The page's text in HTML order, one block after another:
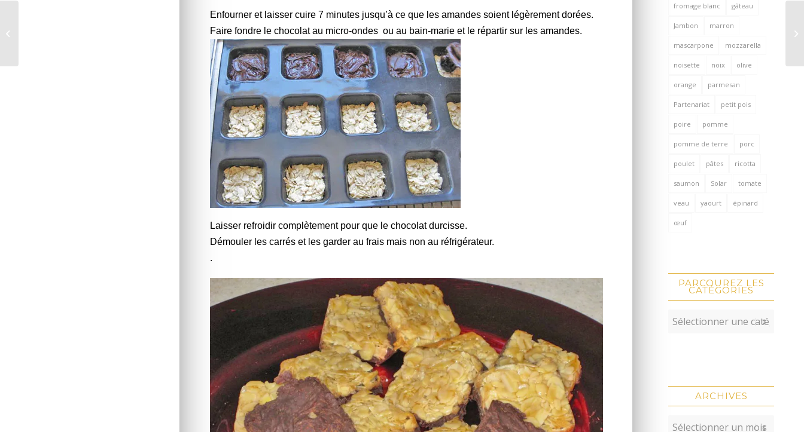
Enfourner et laisser cuire 7 minutes jusqu’à ce que les amandes soient légèrement dorées.
Faire fondre le chocolat au micro-ondes ou au bain-marie et le répartir sur les amandes.
Laisser refroidir complètement pour que le chocolat durcisse.
Démouler les carrés et les garder au frais mais non au réfrigérateur.
.
fromage blanc gâteau
Jambon marron
mascarpone mozzarella
noisette noix olive
orange parmesan
Partenariat petit pois
poire pomme
pomme de terre porc
poulet pâtes ricotta
saumon Solar tomate
veau yaourt épinard
œuf
PARCOUREZ LES
CATÉGORIES
ARCHIVES